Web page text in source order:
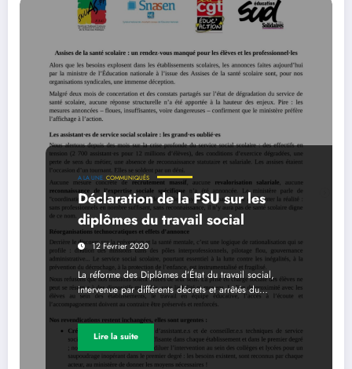
A LA UNE COMMUNIQUÉS
Déclaration de la FSU sur les
diplômes du travail social
12 Février 2020
La réforme des Diplômes d’État du travail social,
intervenue par différents décrets et arrêtés du…
Lire la suite